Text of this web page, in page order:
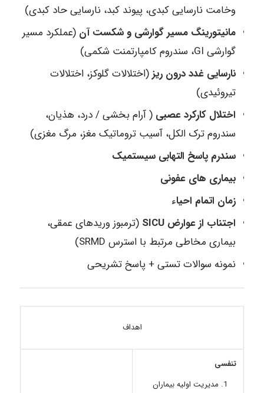
وخامت نارسایی کبدی، پیوند کبد، نارسایی حاد کبدی)
مانیتورینگ مسیر گوارشی و شکست آن (عملکرد مسیر
گوارشی GI، سندروم کامپارتمنت شکمی)
نارسایی غدد درون ریز(اختلالات گلوکز، اختلالات
تیروئیدی)
اختلال کارکرد عصبی ( آرام بخشی / درد، هذیان،
سندروم ترک الکل، آسیب تروماتیک مغز، مرگ مغزی)
سندرم پاسخ التهابی سیستمیک
بیماری های عفونی
زمان اتمام احیاء
اجتناب از عوارض SICU
(ترمبوز وریدهای عمقی،
بیماری مخاطی مرتبط با استرس SRMD)
نمونه سوالات تستی + پاسخ تشریحی
اهداف
تنفسی
مدیریت اولیه بیماران